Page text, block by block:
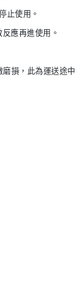
止使用。
應再進使用。
損，此為運送途中